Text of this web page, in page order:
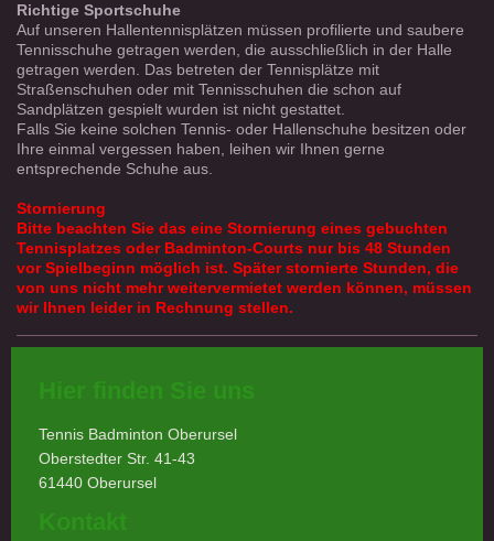
Richtige Sportschuhe
Auf unseren Hallentennisplätzen müssen profilierte und saubere
Tennisschuhe getragen werden, die ausschließlich in der Halle
getragen werden. Das betreten der Tennisplätze mit
Straßenschuhen oder mit Tennisschuhen die schon auf
Sandplätzen gespielt wurden ist nicht gestattet.
Falls Sie keine solchen Tennis- oder Hallenschuhe besitzen oder
Ihre einmal vergessen haben, leihen wir Ihnen gerne
entsprechende Schuhe aus.
Stornierung
Bitte beachten Sie das eine Stornierung eines gebuchten
Tennisplatzes oder Badminton-Courts nur bis 48 Stunden
vor Spielbeginn möglich ist. Später stornierte Stunden, die
von uns nicht mehr weitervermietet werden können, müssen
wir Ihnen leider in Rechnung stellen.
Hier finden Sie uns
Tennis Badminton Oberursel
Oberstedter Str. 41-43
61440 Oberursel
Kontakt